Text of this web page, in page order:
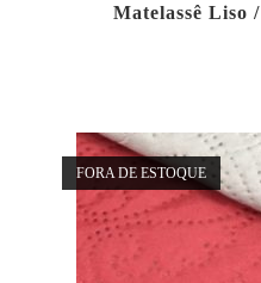
Matelassê Liso
FORA DE ESTOQUE